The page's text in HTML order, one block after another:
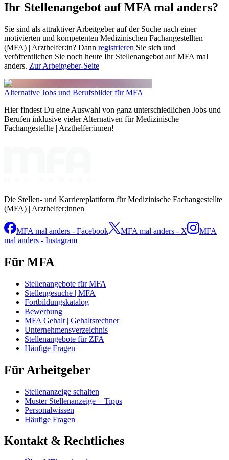
Ihr Stellenangebot auf MFA mal anders?
Sie sind als attraktiver Arbeitgeber auf der Suche nach einer
motivierten und kompetenten Medizinischen Fachangestellten
(MFA) | Arzthelfer:in? Dann registrieren Sie sich und
veröffentlichen Sie noch heute Ihr Stellenangebot auf MFA mal
anders. Zur Arbeitgeber-Seite
Alternative Jobs und Berufsbilder für MFA
Hier findest Du eine Auswahl von ganz unterschiedlichen Jobs und
Berufen inklusive vieler Alternativen für Medizinische
Fachangestellte | Arzthelfer:innen!
Die Stellen- und Karriereplattform für Medizinische Fachangestellte
(MFA) | Arzthelfer:innen
MFA mal anders - Facebook MFA mal anders - X
MFA
mal anders - Instagram
Für MFA
Stellenangebote für MFA
Stellengesuche | MFA
Fortbildungskatalog
Bewerbung
MFA Gehalt | Gehaltsrechner
Unternehmensverzeichnis
Stellenangebote für ZFA
Häufige Fragen
Für Arbeitgeber
Stellenanzeige schalten
Muster Stellenanzeige + Tipps
Personalwissen
Häufige Fragen
Kontakt & Rechtliches